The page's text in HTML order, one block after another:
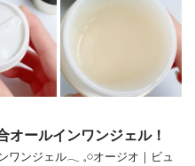
ールインワンジェル！
ワンジェル𓂃 𓈒𓏸オージオ｜ビュ